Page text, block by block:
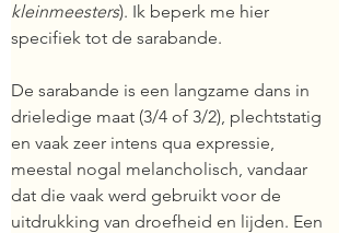
kleinmeesters). Ik beperk me hier
specifiek tot de sarabande.
De sarabande is een langzame dans in
drieledige maat (3/4 of 3/2), plechtstatig
en vaak zeer intens qua expressie,
meestal nogal melancholisch, vandaar
dat die vaak werd gebruikt voor de
uitdrukking van droefheid en lijden. Een